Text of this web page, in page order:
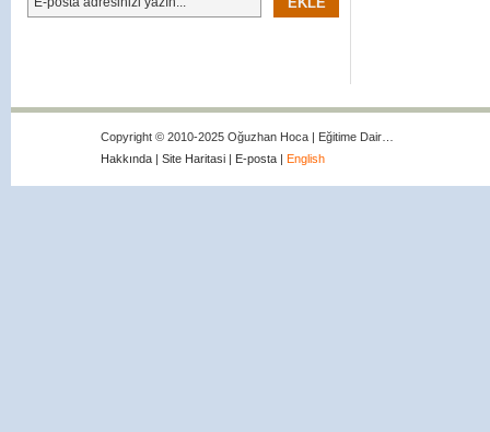
Copyright © 2010-2025 Oğuzhan Hoca | Eğitime Dair…
Hakkında | Site Haritasi | E-posta | English